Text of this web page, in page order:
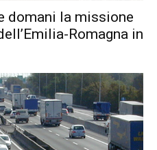
domani la missione
Romagna in